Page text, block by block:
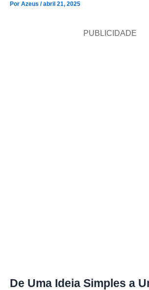
Por Azeus /abril 21, 2025
PUBLICIDADE
De Uma Ideia Simples a